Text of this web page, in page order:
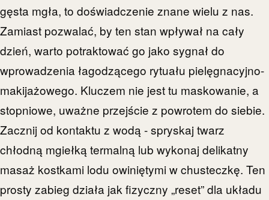
gęsta mgła, to doświadczenie znane wielu z nas.
Zamiast pozwalać, by ten stan wpływał na cały
dzień, warto potraktować go jako sygnał do
wprowadzenia łagodzącego rytuału pielęgnacyjno-
makijażowego. Kluczem nie jest tu maskowanie, a
stopniowe, uważne przejście z powrotem do siebie.
Zacznij od kontaktu z wodą - spryskaj twarz
chłodną mgiełką termalną lub wykonaj delikatny
masaż kostkami lodu owiniętymi w chusteczkę. Ten
prosty zabieg działa jak fizyczny „reset” dla układu